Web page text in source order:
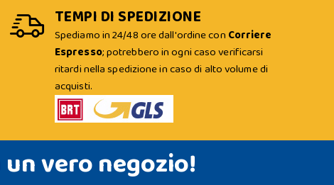
TEMPI DI SPEDIZIONE
Spediamo in 24/48 ore dall'ordine con Corriere
Espresso; potrebbero in ogni caso verificarsi
ritardi nella spedizione in caso di alto volume di
acquisti.
un vero negozio!